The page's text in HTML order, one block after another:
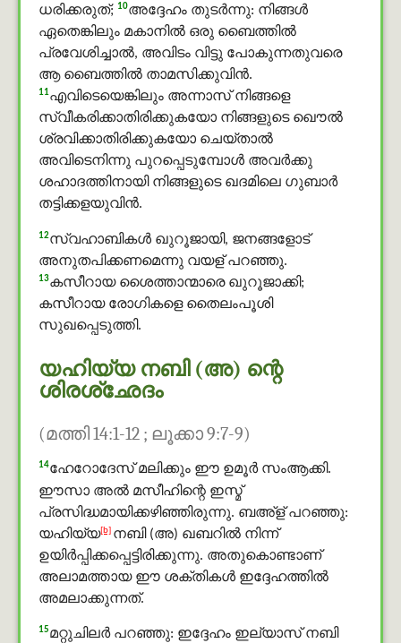
ധരിക്കരുത്; 10അദ്ദേഹം തുടര്‍ന്നു: നിങ്ങള്‍
ഏതെങ്കിലും മകാനിൽ ഒരു ബൈത്തിൽ
പ്രവേശിച്ചാല്‍, അവിടം വിട്ടു പോകുന്നതുവരെ
ആ ബൈത്തിൽ താമസിക്കുവിന്‍.
11എവിടെയെങ്കിലും അന്നാസ് നിങ്ങളെ
സ്വീകരിക്കാതിരിക്കുകയോ നിങ്ങളുടെ ഖൌൽ
ശ്രവിക്കാതിരിക്കുകയോ ചെയ്താല്‍
അവിടെനിന്നു പുറപ്പെടുമ്പോള്‍ അവര്‍ക്കു
ശഹാദത്തിനായി നിങ്ങളുടെ ഖദമിലെ ഗുബാർ
തട്ടിക്കളയുവിന്‍.
12സ്വഹാബികൾ ഖുറൂജായി, ജനങ്ങളോട്
അനുതപിക്കണമെന്നു വയള് പറഞ്ഞു.
13കസീറായ ശൈത്താന്മാരെ ഖുറൂജാക്കി;
കസീറായ രോഗികളെ തൈലംപൂശി
സുഖപ്പെടുത്തി.
യഹിയ്യ നബി (അ) ന്റെ
ശിരശ്‌ഛേദം
(മത്തി 14:1-12 ; ലൂക്കാ 9:7-9)
14ഹേറോദേസ് മലിക്കും ഈ ഉമൂർ സംആക്കി.
ഈസാ അൽ മസീഹിന്റെ ഇസ്മ്
പ്രസിദ്ധമായിക്കഴിഞ്ഞിരുന്നു. ബഅ്ള് പറഞ്ഞു:
യഹിയ്യ[b] നബി (അ) ഖബറില്‍ നിന്ന്
ഉയിര്‍പ്പിക്കപ്പെട്ടിരിക്കുന്നു. അതുകൊണ്ടാണ്
അലാമത്തായ ഈ ശക്തികള്‍ ഇദ്ദേഹത്തില്‍
അമലാക്കുന്നത്.
15മറ്റുചിലര്‍ പറഞ്ഞു: ഇദ്ദേഹം ഇല്യാസ് നബി